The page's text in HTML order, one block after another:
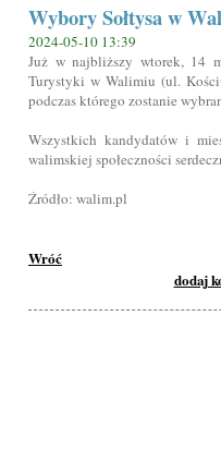
Wybory Sołtysa w
2024-05-10 13:39
Już w najbliższy wtorek, 14
Turystyki w Walimiu (ul.
podczas którego zostanie
Wszystkich kandydatów i
walimskiej społeczności
Źródło: walim.pl
Wróć
dodaj